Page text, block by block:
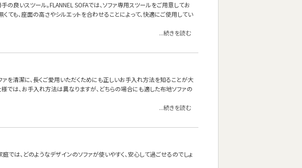
良いスツール。FLANNEL SOFAでは、ソファ専用スツールをご用意してお
ても、座面の高さやシルエットを合わせることによって、快適にご使用してい
...続きを読む
を清潔に、長くご愛用いただくためにも正しいお手入れ方法を知ることが大
様では、お手入れ方法は異なりますが、どちらの場合にも適した布地ソファの
...続きを読む
では、どのようなデザインのソファが使いやすく、安心して過ごせるのでしょ